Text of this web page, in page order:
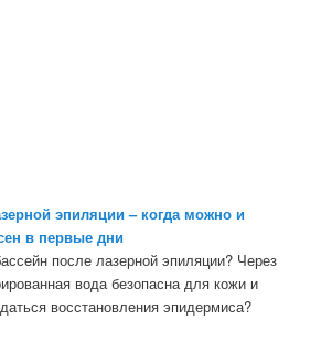
эпиляции – когда можно и
в первые дни
после лазерной эпиляции? Через
вода безопасна для кожи и
восстановления эпидермиса?